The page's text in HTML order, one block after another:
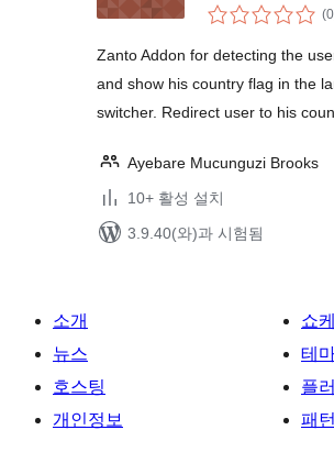
(0
Zanto Addon for detecting the
and show his country flag in the
switcher. Redirect user to his
Ayebare Mucunguzi Brooks
10+ 활성 설치
3.9.40(와)과 시험됨
소개
뉴스
호스팅
개인정보
쇼
테
플
패턴